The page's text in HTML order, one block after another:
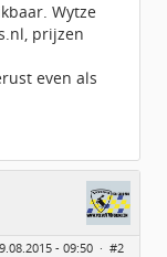
Wytze
prijzen
even als
- 09:50 · #2